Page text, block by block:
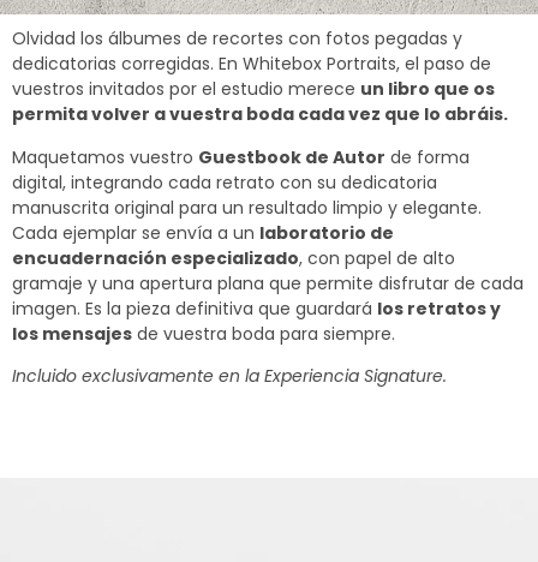
Olvidad los álbumes de recortes con fotos pegadas y
dedicatorias corregidas. En Whitebox Portraits, el paso de
vuestros invitados por el estudio merece un libro que os
permita volver a vuestra boda cada vez que lo abráis.
Maquetamos vuestro Guestbook de Autor de forma
digital, integrando cada retrato con su dedicatoria
manuscrita original para un resultado limpio y elegante.
Cada ejemplar se envía a un laboratorio de
encuadernación especializado, con papel de alto
gramaje y una apertura plana que permite disfrutar de cada
imagen. Es la pieza definitiva que guardará los retratos y
los mensajes de vuestra boda para siempre.
Incluido exclusivamente en la Experiencia Signature.